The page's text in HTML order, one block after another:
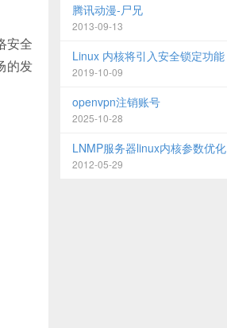
安全
的发
腾讯动漫-尸兄
2013-09-13
Linux 内核将引入安全锁定功能
2019-10-09
openvpn注销账号
2025-10-28
LNMP服务器linux内核参数优化
2012-05-29